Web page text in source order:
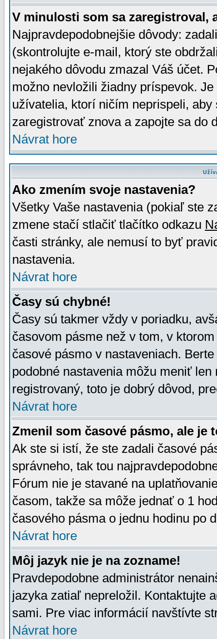
V minulosti som sa zaregistroval,
Najpravdepodobnejšie dôvody:
(skontrolujte e-mail, ktorý ste
nejakého dôvodu zmazal Váš účet.
možno nevložili žiadny príspevok.
užívatelia, ktorí ničím neprispeli,
zaregistrovať znova a zapojte sa do
Návrat hore
Ako zmením svoje nastavenia?
Všetky Vaše nastavenia (pokiaľ ste
zmene stačí stlačiť tlačítko odkazu
časti stránky, ale nemusí to byť
nastavenia.
Návrat hore
Časy sú chybné!
Časy sú takmer vždy v poriadku,
časovom pásme než v tom, v
časové pásmo v nastaveniach.
podobné nastavenia môžu meniť
registrovaný, toto je dobrý dôvod,
Návrat hore
Zmenil som časové pásmo, ale je
Ak ste si istí, že ste zadali časové
správneho, tak tou
Fórum nie je stavané na
časom, takže sa môže jednať o 1
časového pásma o jednu hodinu po
Návrat hore
Môj jazyk nie je na zozname!
Pravdepodobne administrátor
jazyka zatiaľ nepreložil. Kontaktujte
sami. Pre viac informácií navštívte
Návrat hore